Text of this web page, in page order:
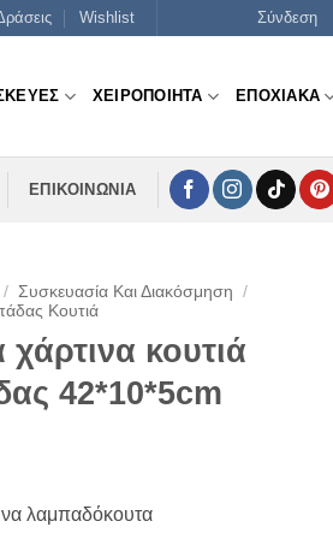
Wishlist Σύνδεση
ΧΕΙΡΟΠΟΙΗΤΑ ΕΠΟΧΙΑΚΑ
ΕΠΙΚΟΙΝΩΝΙΑ
/ Συσκευασία Και Διακόσμηση
/
Κουτιά
κουτιά
42*10*5cm
λαμπαδόκουτα